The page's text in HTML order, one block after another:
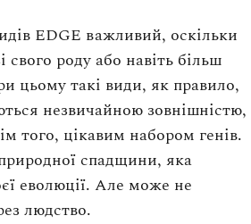
EDGE важливий, оскільки
роду або навіть більш
цьому такі види, як правило,
незвичайною зовнішністю,
того, цікавим набором генів.
спадщини, яка
еволюції. Але може не
людство.